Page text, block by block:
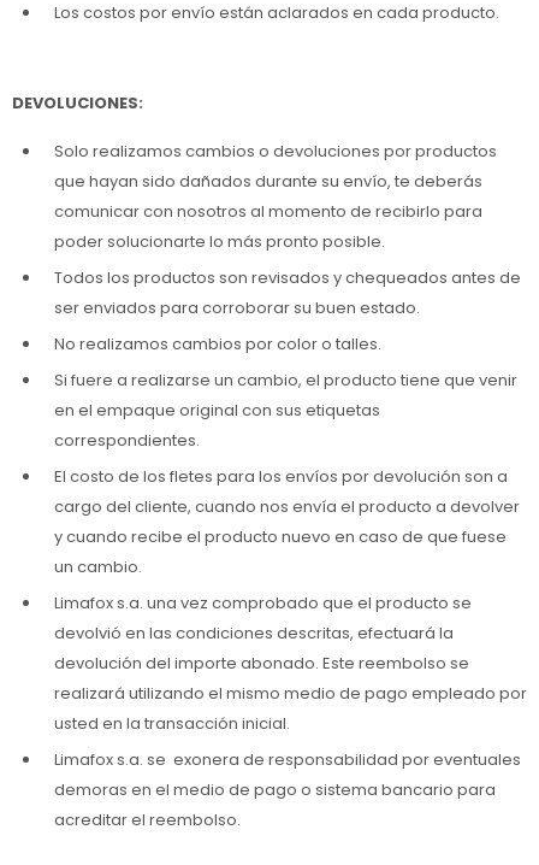
Los costos por envío están aclarados en cada producto.
DEVOLUCIONES:
Solo realizamos cambios o devoluciones por productos
que hayan sido dañados durante su envío, te deberás
comunicar con nosotros al momento de recibirlo para
poder solucionarte lo más pronto posible.
Todos los productos son revisados y chequeados antes de
ser enviados para corroborar su buen estado.
No realizamos cambios por color o talles.
Si fuere a realizarse un cambio, el producto tiene que venir
en el empaque original con sus etiquetas
correspondientes.
El costo de los fletes para los envíos por devolución son a
cargo del cliente, cuando nos envía el producto a devolver
y cuando recibe el producto nuevo en caso de que fuese
un cambio.
Limafox s.a. una vez comprobado que el producto se
devolvió en las condiciones descritas, efectuará la
devolución del importe abonado. Este reembolso se
realizará utilizando el mismo medio de pago empleado por
usted en la transacción inicial.
Limafox s.a. se exonera de responsabilidad por eventuales
demoras en el medio de pago o sistema bancario para
acreditar el reembolso.